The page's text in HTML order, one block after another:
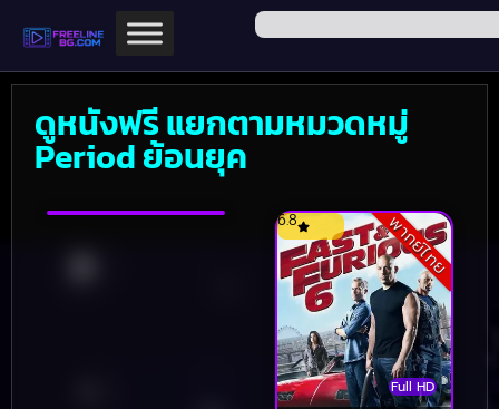
ดูหนังฟรี แยกตามหมวดหมู่
Period ย้อนยุค
Sound Track
Full HD
7.1 พากย์ไทย
Full HD
6.8